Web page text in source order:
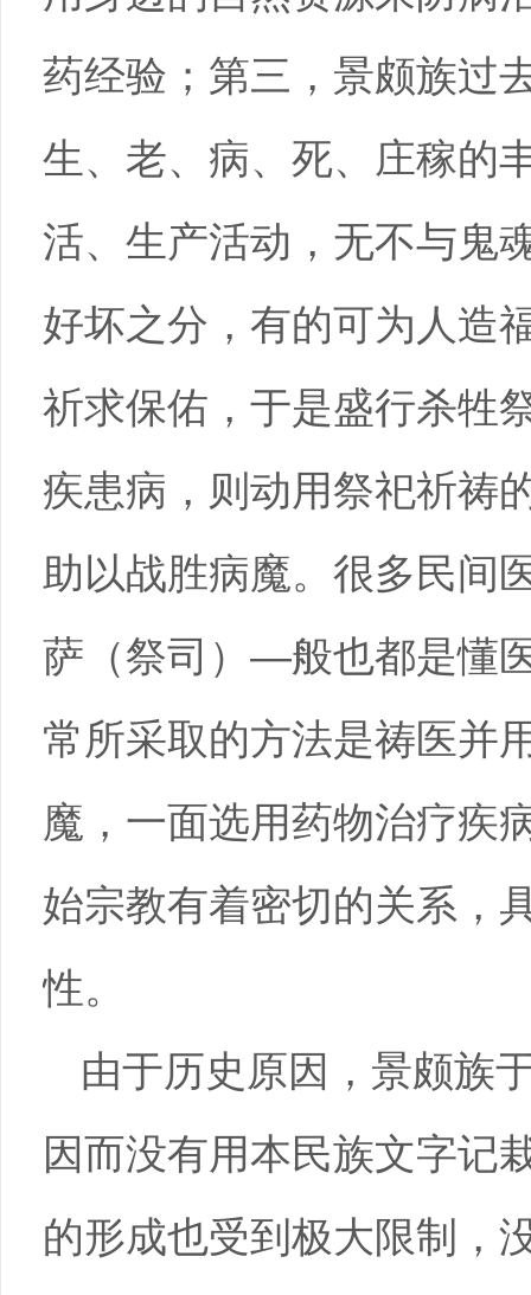
药经验；第三，景颇族过
生、老、病、死、庄稼的
活、生产活动，无不与鬼
好坏之分，有的可为人造
祈求保佑，于是盛行杀牲
疾患病，则动用祭祀祈祷
助以战胜病魔。很多民间
萨（祭司）—般也都是懂
常所采取的方法是祷医并
魔，一面选用药物治疗疾
始宗教有着密切的关系，
性。
由于历史原因，景颇族
因而没有用本民族文字记
的形成也受到极大限制，